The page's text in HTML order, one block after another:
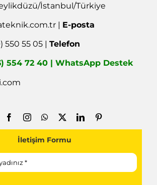
İstanbul/Türkiye
| E-posta
550 55 05 |Telefon
554 72 40 | WhatsApp Destek
İletişim Formu